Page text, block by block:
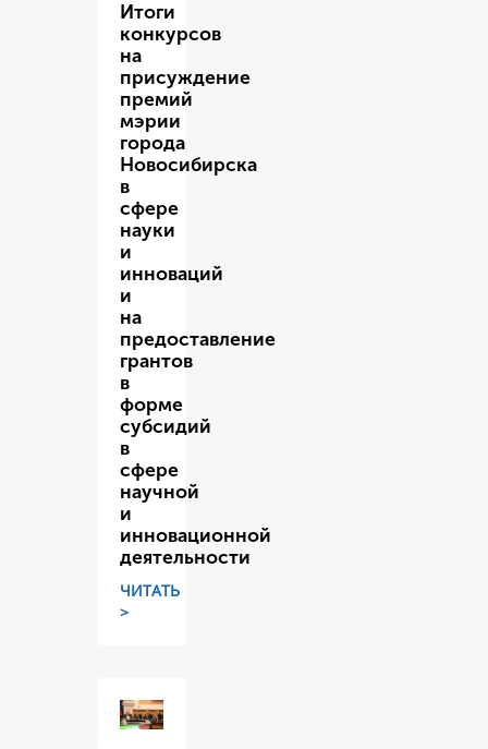
Итоги
конкурсов
на
присуждение
премий
мэрии
города
Новосибирска
в
сфере
науки
и
инноваций
и
на
предоставление
грантов
в
форме
субсидий
в
сфере
научной
и
инновационной
деятельности
ЧИТАТЬ
>